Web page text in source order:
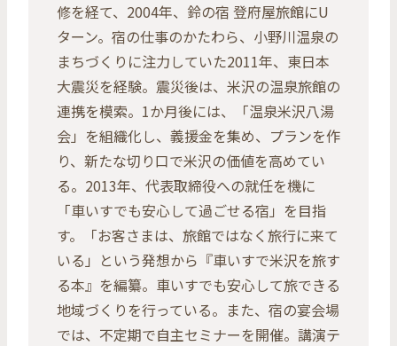
修を経て、2004年、鈴の宿 登府屋旅館にU
ターン。宿の仕事のかたわら、小野川温泉の
まちづくりに注力していた2011年、東日本
大震災を経験。震災後は、米沢の温泉旅館の
連携を模索。1か月後には、「温泉米沢八湯
会」を組織化し、義援金を集め、プランを作
り、新たな切り口で米沢の価値を高めてい
る。2013年、代表取締役への就任を機に
「車いすでも安心して過ごせる宿」を目指
す。「お客さまは、旅館ではなく旅行に来て
いる」という発想から『車いすで米沢を旅す
る本』を編纂。車いすでも安心して旅できる
地域づくりを行っている。また、宿の宴会場
では、不定期で自主セミナーを開催。講演テ